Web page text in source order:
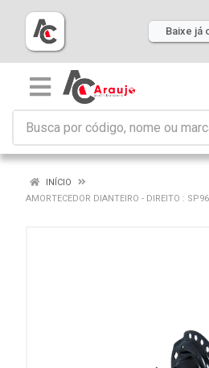
Baixe já
INÍCIO
AMORTECEDOR DIANTEIRO - DIREITO :